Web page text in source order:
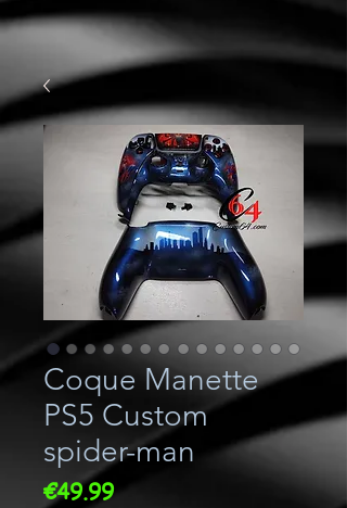
Coque Manette
PS5 Custom
spider-man
€49.99Price